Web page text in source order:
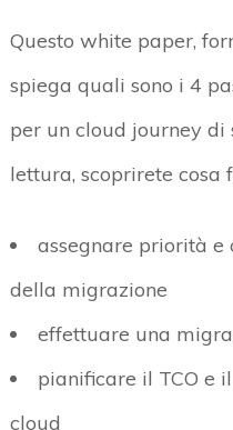
Questo white paper,
spiega quali sono i 4
per un cloud journey di
lettura, scoprirete cosa
assegnare priorità
della migrazione
effettuare una
pianificare il TCO e
cloud